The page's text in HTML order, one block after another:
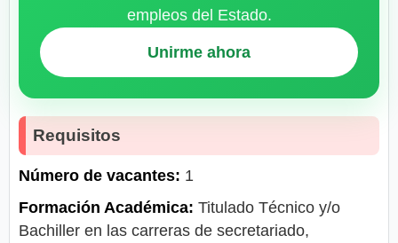
empleos del Estado.
Unirme ahora
Requisitos
Número de vacantes: 1
Formación Académica: Titulado Técnico y/o
Bachiller en las carreras de secretariado,